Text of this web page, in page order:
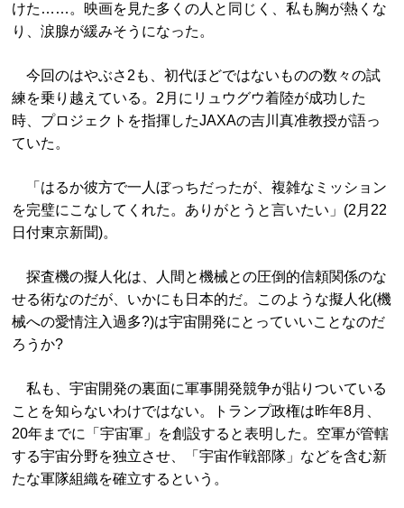
けた……。映画を見た多くの人と同じく、私も胸が熱くな
り、涙腺が緩みそうになった。
今回のはやぶさ2も、初代ほどではないものの数々の試
練を乗り越えている。2月にリュウグウ着陸が成功した
時、プロジェクトを指揮したJAXAの吉川真准教授が語っ
ていた。
「はるか彼方で一人ぼっちだったが、複雑なミッション
を完璧にこなしてくれた。ありがとうと言いたい」(2月22
日付東京新聞)。
探査機の擬人化は、人間と機械との圧倒的信頼関係のな
せる術なのだが、いかにも日本的だ。このような擬人化(機
械への愛情注入過多?)は宇宙開発にとっていいことなのだ
ろうか?
私も、宇宙開発の裏面に軍事開発競争が貼りついている
ことを知らないわけではない。トランプ政権は昨年8月、
20年までに「宇宙軍」を創設すると表明した。空軍が管轄
する宇宙分野を独立させ、「宇宙作戦部隊」などを含む新
たな軍隊組織を確立するという。